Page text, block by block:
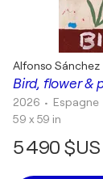
Bird, flower &
Alfonso Sánchez
2026 • Espagne
59 x 59 in
5 490 $US